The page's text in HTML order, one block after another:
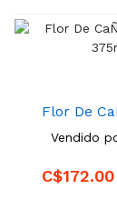
Flor De
Vendido
C$172.00